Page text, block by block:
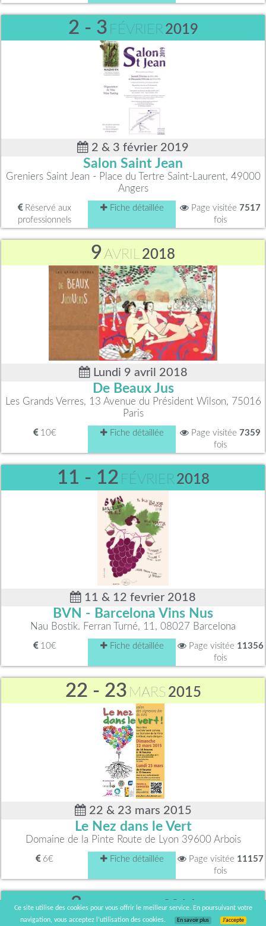
2 - 3 FÉVRIER 2019
2 & 3 février 2019
Salon Saint Jean
Greniers Saint Jean - Place du Tertre Saint-Laurent, 49000
Angers
Réservé aux
professionnels
Fiche détaillée Page visitée 7517
fois
9 AVRIL 2018
Lundi 9 avril 2018
De Beaux Jus
Les Grands Verres, 13 Avenue du Président Wilson, 75016
Paris
10€ Fiche détaillée Page visitée 7359
fois
11 - 12 FÉVRIER 2018
11 & 12 fevrier 2018
BVN - Barcelona Vins Nus
Nau Bostik. Ferran Turné, 11, 08027 Barcelona
10€ Fiche détaillée Page visitée 11356
fois
22 - 23 MARS 2015
22 & 23 mars 2015
Le Nez dans le Vert
Domaine de la Pinte Route de Lyon 39600 Arbois
6€ Fiche détaillée Page visitée 11157
fois
3NOVEMBRE2014
Ce site utilise des cookies pour vous offrir le meilleur service. En poursuivant votre
navigation, vous acceptez l’utilisation des cookies.
En savoir plus J’accepte